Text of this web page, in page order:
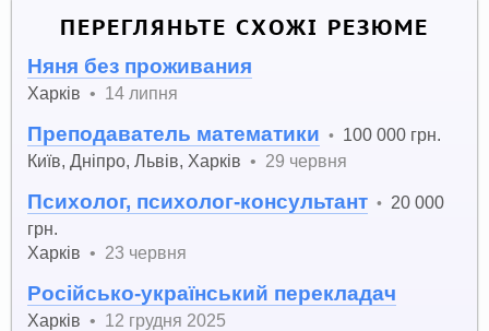
ПЕРЕГЛЯНЬТЕ СХОЖІ РЕЗЮМЕ
Няня без проживания
Харків • 14 липня
Преподаватель математики • 100 000 грн.
Київ,Дніпро,Львів, Харків • 29 червня
Психолог, психолог-консультант • 20 000
грн.
Харків • 23 червня
Російсько-український перекладач
Харків • 12 грудня 2025